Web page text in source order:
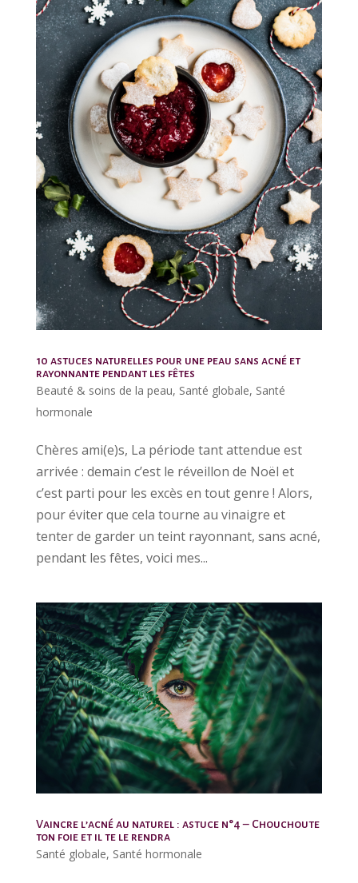
10 astuces naturelles pour une peau sans acné et
rayonnante pendant les fêtes
Beauté & soins de la peau, Santé globale, Santé
hormonale
Chères ami(e)s, La période tant attendue est
arrivée : demain c’est le réveillon de Noël et
c’est parti pour les excès en tout genre ! Alors,
pour éviter que cela tourne au vinaigre et
tenter de garder un teint rayonnant, sans acné,
pendant les fêtes, voici mes...
Vaincre l’acné au naturel : astuce n°4 – Chouchoute
ton foie et il te le rendra
Santé globale, Santé hormonale